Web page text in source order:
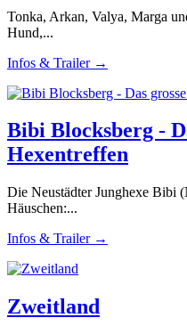
Tonka, Arkan, Valya, Marga
Hund,...
Infos & Trailer →
Bibi Blocksberg -
Hexentreffen
Die Neustädter Junghexe Bibi
Häuschen:...
Infos & Trailer →
Zweitland